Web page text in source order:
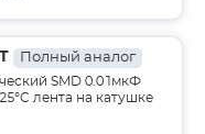
Полный аналог
SMD 0.01мкФ
лента на катушке